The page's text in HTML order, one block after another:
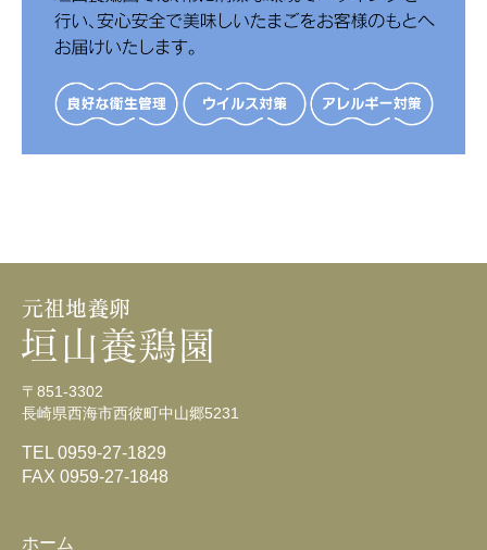
〒851-3302
長崎県西海市西彼町中山郷5231
TEL 0959-27-1829
FAX 0959-27-1848
ホーム